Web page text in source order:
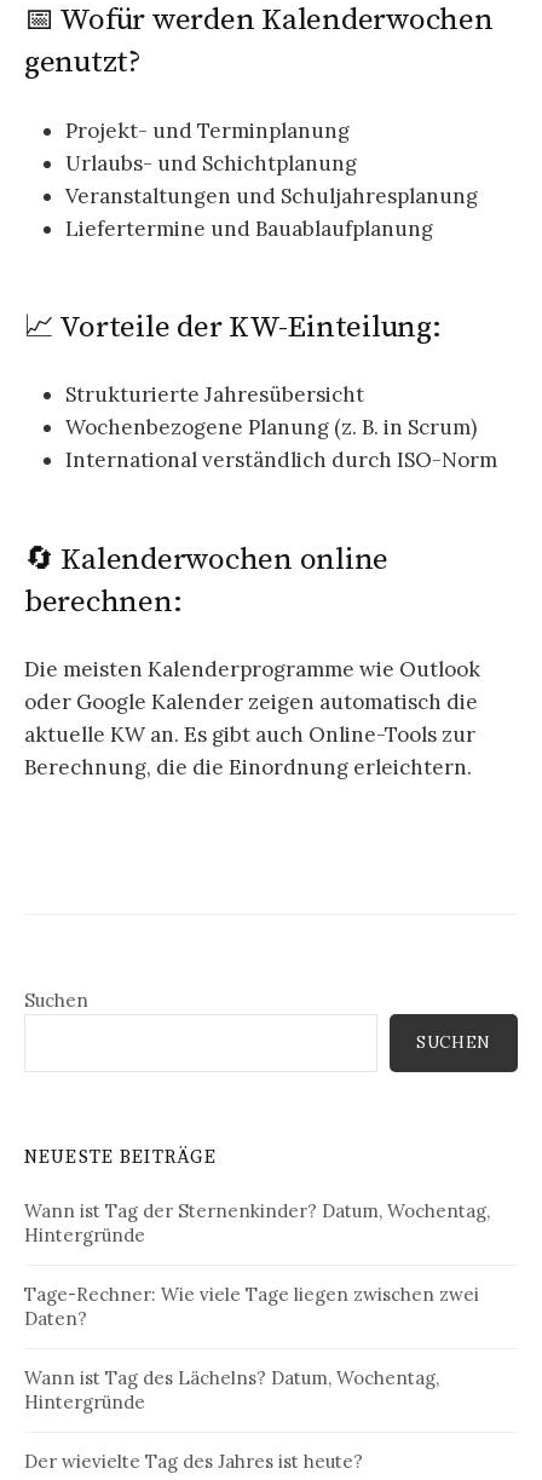
📅 Wofür werden Kalenderwochen
genutzt?
Projekt- und Terminplanung
Urlaubs- und Schichtplanung
Veranstaltungen und Schuljahresplanung
Liefertermine und Bauablaufplanung
📈 Vorteile der KW-Einteilung:
Strukturierte Jahresübersicht
Wochenbezogene Planung (z. B. in Scrum)
International verständlich durch ISO-Norm
🔄 Kalenderwochen online
berechnen:
Die meisten Kalenderprogramme wie Outlook
oder Google Kalender zeigen automatisch die
aktuelle KW an. Es gibt auch Online-Tools zur
Berechnung, die die Einordnung erleichtern.
Suchen
SUCHEN
NEUESTE BEITRÄGE
Wann ist Tag der Sternenkinder? Datum, Wochentag,
Hintergründe
Tage-Rechner: Wie viele Tage liegen zwischen zwei
Daten?
Wann ist Tag des Lächelns? Datum, Wochentag,
Hintergründe
Der wievielte Tag des Jahres ist heute?